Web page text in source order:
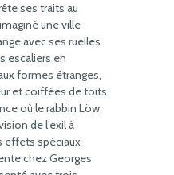
ses traits au
une ville
avec ses ruelles
escaliers en
formes étranges,
et coiffées de toits
où le rabbin Löw
de l’exil à
effets spéciaux
chez Georges